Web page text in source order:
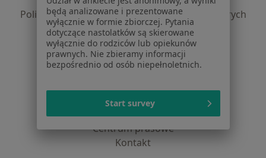
Polityka prywatności dla profesjonalistów, których
dane pozyskaliśmy samodzielnie
Polityka cookies
Jak działają wyniki wyszukiwania
Dostępność
Praca Rekrutujemy!
Partnerzy
Centrum prasowe
Kontakt
będą analizowane i prezentowane
wyłącznie w formie zbiorczej. Pytania
dotyczące nastolatków są skierowane
wyłącznie do rodziców lub opiekunów
prawnych. Nie zbieramy informacji
bezpośrednio od osób niepełnoletnich.
Start survey